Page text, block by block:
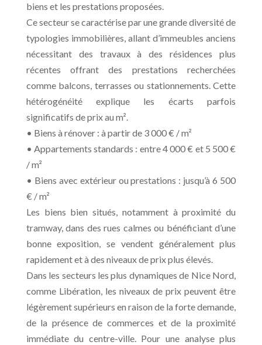
biens et les prestations proposées.
Ce secteur se caractérise par une grande diversité de
typologies immobilières, allant d’immeubles anciens
nécessitant des travaux à des résidences plus
récentes offrant des prestations recherchées
comme balcons, terrasses ou stationnements. Cette
hétérogénéité explique les écarts parfois
significatifs de prix au m².
• Biens à rénover : à partir de 3 000 € / m²
• Appartements standards : entre 4 000 € et 5 500 €
/ m²
• Biens avec extérieur ou prestations : jusqu’à 6 500
€ / m²
Les biens bien situés, notamment à proximité du
tramway, dans des rues calmes ou bénéficiant d’une
bonne exposition, se vendent généralement plus
rapidement et à des niveaux de prix plus élevés.
Dans les secteurs les plus dynamiques de Nice Nord,
comme Libération, les niveaux de prix peuvent être
légèrement supérieurs en raison de la forte demande,
de la présence de commerces et de la proximité
immédiate du centre-ville. Pour une analyse plus